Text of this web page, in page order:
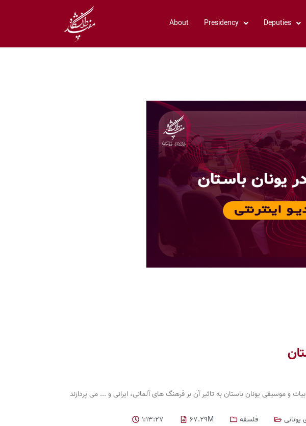
About Presidency Deputies
1:13:27 67.29M فلسفه یونانی